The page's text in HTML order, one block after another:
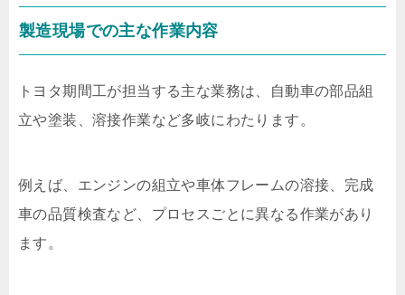
製造現場での主な作業内容
トヨタ期間工が担当する主な業務は、自動車の部品組
立や塗装、溶接作業など多岐にわたります。
例えば、エンジンの組立や車体フレームの溶接、完成
車の品質検査など、プロセスごとに異なる作業があり
ます。